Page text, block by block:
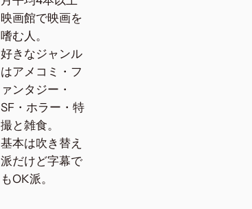
映画館で映画を
嗜む人。
好きなジャンル
はアメコミ・フ
ァンタジー・
SF・ホラー・特
撮と雑食。
基本は吹き替え
派だけど字幕で
もOK派。